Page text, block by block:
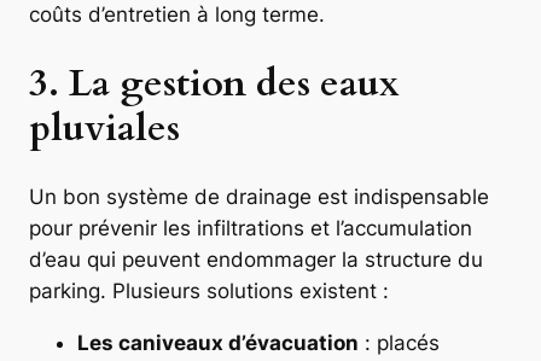
coûts d’entretien à long terme.
3. La gestion des eaux
pluviales
Un bon système de drainage est indispensable
pour prévenir les infiltrations et l’accumulation
d’eau qui peuvent endommager la structure du
parking. Plusieurs solutions existent :
Les caniveaux d’évacuation : placés